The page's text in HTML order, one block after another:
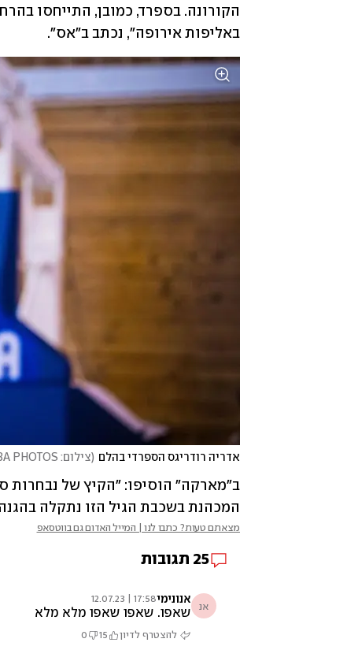
באליפות אירופה", נכתב ב"אס".
אדריה רודריגס הספרדי בהלם (צילום: FIBA PHOTOS
המכהנת בשכבת הגיל הזו נתקלה
מצאתם טעות? כתבו לנו | המייל האדום גם בווטסאפ
25 תגובות
אנ אנונימי17:58 | 12.07.23
שאפו. שאפו שאפו מלא מלא
להצטרף לדיון 15
0